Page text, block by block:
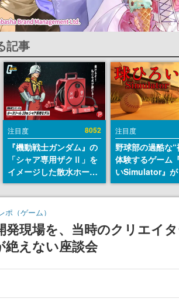
記事
注目度 8052
『機動戦士ガンダム』の
「シャア専用ザクⅡ」を
イメージした散水ホース
リールが予約開始。本体
にはシャアのパーソナル
マークやジオン公国軍の
エンブレム、型式番号な
どを配置
注目度
野球部の過酷な“
体験するゲーム
いSimulator』
のウィッシュリ
とにチェコ語に
ダム・カム』開
ェコのプロ野球
ポ（ゲーム）
発現場を、当時のクリエイ
絶えない座談会